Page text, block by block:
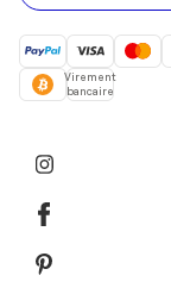
Virement
bancaire